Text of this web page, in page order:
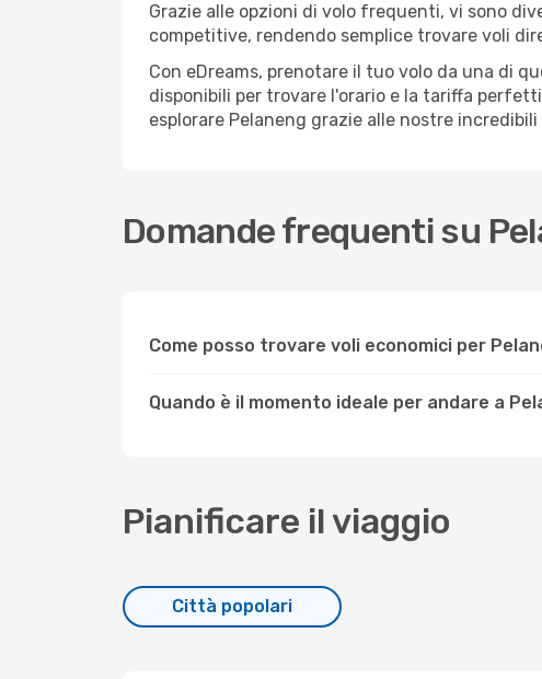
Grazie alle opzioni di volo frequenti, vi sono
competitive, rendendo semplice trovare voli
Con eDreams, prenotare il tuo volo da una di
disponibili per trovare l'orario e la tariffa
esplorare Pelaneng grazie alle nostre
Domande frequenti su
Come posso trovare voli economici per
Quando è il momento ideale per andare a
Pianificare il viaggio
Città popolari